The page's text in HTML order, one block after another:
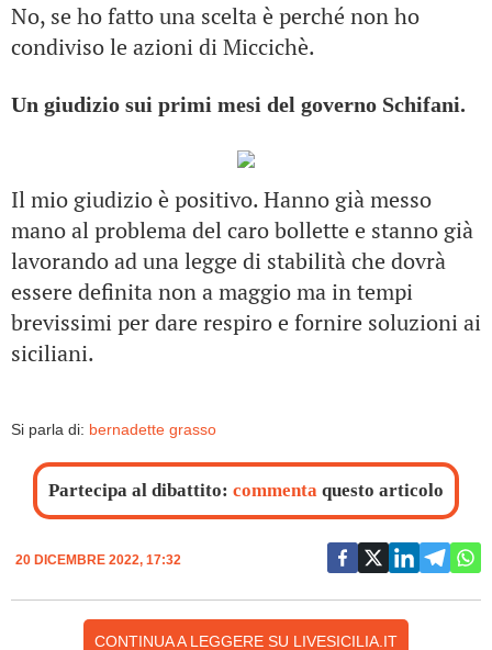
No, se ho fatto una scelta è perché non ho
condiviso le azioni di Miccichè.
Un giudizio sui primi mesi del governo Schifani.
Il mio giudizio è positivo. Hanno già messo
mano al problema del caro bollette e stanno già
lavorando ad una legge di stabilità che dovrà
essere definita non a maggio ma in tempi
brevissimi per dare respiro e fornire soluzioni ai
siciliani.
Si parla di: bernadette grasso
Partecipa al dibattito: commenta questo articolo
20 DICEMBRE 2022, 17:32
CONTINUA A LEGGERE SU LIVESICILIA.IT